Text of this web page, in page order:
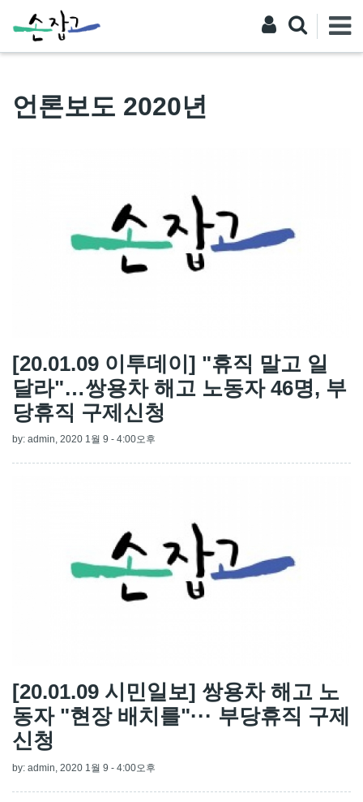
언론보도 2020년
[20.01.09 이투데이] "휴직 말고 일
달라"…쌍용차 해고 노동자 46명, 부
당휴직 구제신청
by: admin, 2020 1월 9 - 4:00오후
[20.01.09 시민일보] 쌍용차 해고 노
동자 "현장 배치를"··· 부당휴직 구제
신청
by: admin , 2020 1월 9 - 4:00오후